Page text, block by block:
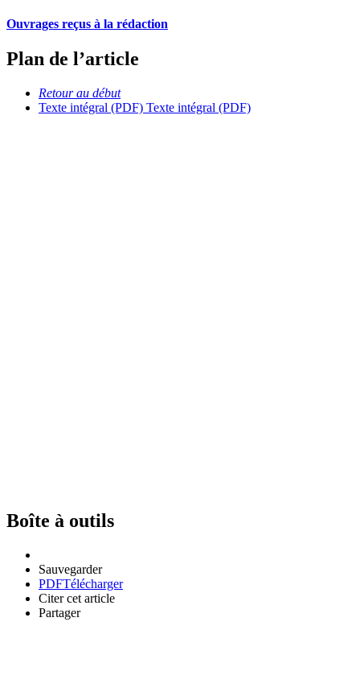
Ouvrages reçus à la rédaction
Plan de l’article
Retour au début
Texte intégral (PDF) Texte intégral (PDF)
Boîte à outils
Sauvegarder
PDFTélécharger
Citer cet article
Partager